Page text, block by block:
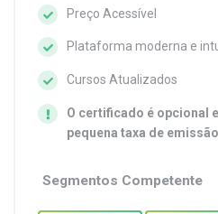
Preço Acessível
Plataforma moderna e
Cursos Atualizados
O certificado é opcional
pequena taxa de
Segmentos Competente